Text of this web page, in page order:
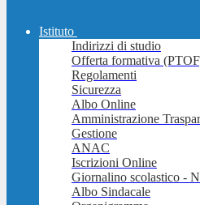
Istituto
Indirizzi di studio
Offerta formativa
Regolamenti
Sicurezza
Albo Online
Amministrazione
Gestione
ANAC
Iscrizioni Online
Giornalino scolastico -
Albo Sindacale